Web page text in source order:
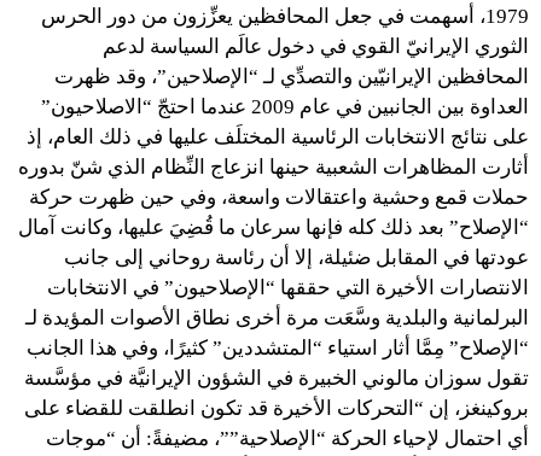
1979، أسهمت في جعل المحافظين يعزِّزون من دور الحرس
الثوري الإيرانيّ القوي في دخول عالَم السياسة لدعم
المحافظين الإيرانيّين والتصدِّي لـ “الإصلاحين”، وقد ظهرت
العداوة بين الجانبين في عام 2009 عندما احتجّ “الاصلاحيون”
على نتائج الانتخابات الرئاسية المختلَف عليها في ذلك العام، إذ
أثارت المظاهرات الشعبية حينها انزعاج النِّظام الذي شنّ بدوره
حملات قمع وحشية واعتقالات واسعة، وفي حين ظهرت حركة
“الإصلاح” بعد ذلك كله فإنها سرعان ما قُضِيَ عليها، وكانت آمال
عودتها في المقابل ضئيلة، إلا أن رئاسة روحاني إلى جانب
الانتصارات الأخيرة التي حققها “الإصلاحيون” في الانتخابات
البرلمانية والبلدية وسَّعَت مرة أخرى نطاق الأصوات المؤيدة لـ
“الإصلاح” مِمَّا أثار استياء “المتشددين” كثيرًا، وفي هذا الجانب
تقول سوزان مالوني الخبيرة في الشؤون الإيرانيَّة في مؤسَّسة
بروكينغز، إن “التحركات الأخيرة قد تكون انطلقت للقضاء على
أي احتمال لإحياء الحركة “الإصلاحية””، مضيفةً: أن “موجات